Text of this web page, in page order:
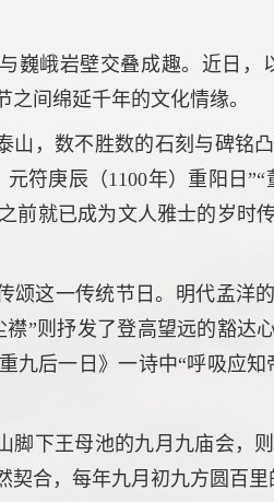
巍峨岩壁交叠成趣。近日，
间绵延千年的文化情缘。
山，数不胜数的石刻与碑铭
符庚辰（1100年）重阳日
前就已成为文人雅士的岁时
颂这一传统节日。明代孟洋
”则抒发了登高望远的豁达
九后一日》一诗中“呼吸应
脚下王母池的九月九庙会，
契合，每年九月初九方圆百里